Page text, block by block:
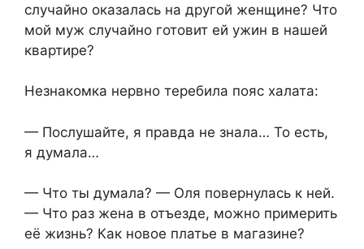
случайно оказалась на другой женщине? Что
мой муж случайно готовит ей ужин в нашей
квартире?
Незнакомка нервно теребила пояс халата:
— Послушайте, я правда не знала… То есть,
я думала…
— Что ты думала? — Оля повернулась к ней.
— Что раз жена в отъезде, можно примерить
её жизнь? Как новое платье в магазине?